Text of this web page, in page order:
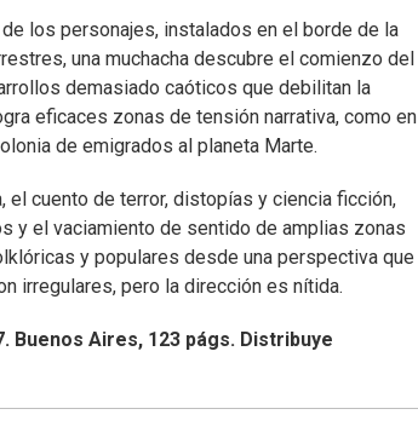
los personajes, instalados en el borde de la
una muchacha descubre el comienzo del
demasiado caóticos que debilitan la
eficaces zonas de tensión narrativa, como en
de emigrados al planeta Marte.
el cuento de terror, distopías y ciencia ficción,
y el vaciamiento de sentido de amplias zonas
y populares desde una perspectiva que
irregulares, pero la dirección es nítida.
Buenos Aires, 123 págs. Distribuye